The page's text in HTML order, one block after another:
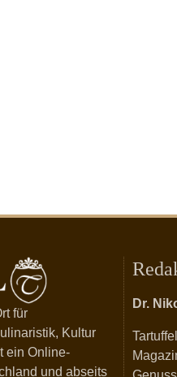
für
Kultur
ein Online-
und abseits
Dr.
Tartuffel